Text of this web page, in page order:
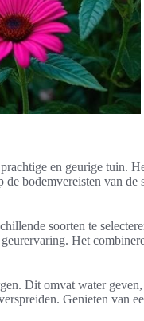
en geurige tuin.
bodemvereisten van de
soorten te
Het
Dit omvat water
Genieten van